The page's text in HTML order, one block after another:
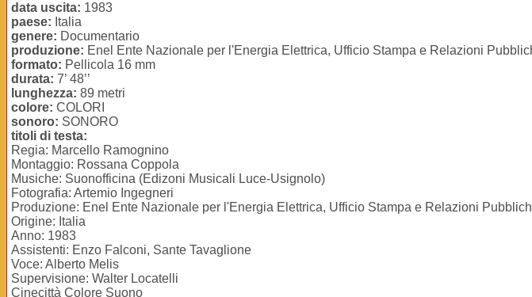
data uscita: 1983
paese: Italia
genere: Documentario
produzione: Enel Ente Nazionale per l'Energia Elettrica, Ufficio Stampa e Relazioni
formato: Pellicola 16 mm
durata: 7’ 48’’
lunghezza: 89 metri
colore: COLORI
sonoro: SONORO
titoli di testa:
Regia: Marcello Ramognino
Montaggio: Rossana Coppola
Musiche: Suonofficina (Edizoni Musicali Luce-Usignolo)
Fotografia: Artemio Ingegneri
Produzione: Enel Ente Nazionale per l'Energia Elettrica, Ufficio Stampa e Relazioni
Origine: Italia
Anno: 1983
Assistenti: Enzo Falconi, Sante Tavaglione
Voce: Alberto Melis
Supervisione: Walter Locatelli
Cinecittà Colore Suono